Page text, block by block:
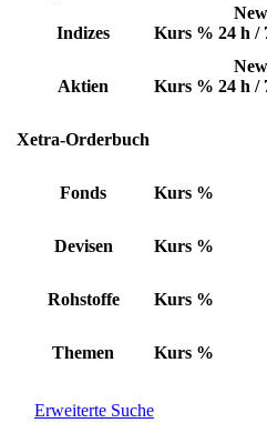
Indizes Kurs % 24 h /
Aktien Kurs % 24 h /
Xetra-Orderbuch
Fonds Kurs %
Devisen Kurs %
Rohstoffe Kurs %
Themen Kurs %
Erweiterte Suche